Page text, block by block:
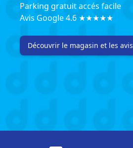
Parking gratuit accés facile
Avis Google 4.6 ★★★★★
Découvrir le magasin et les avis